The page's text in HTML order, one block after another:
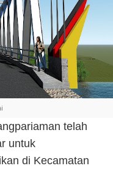
telah
untuk
di Kecamatan